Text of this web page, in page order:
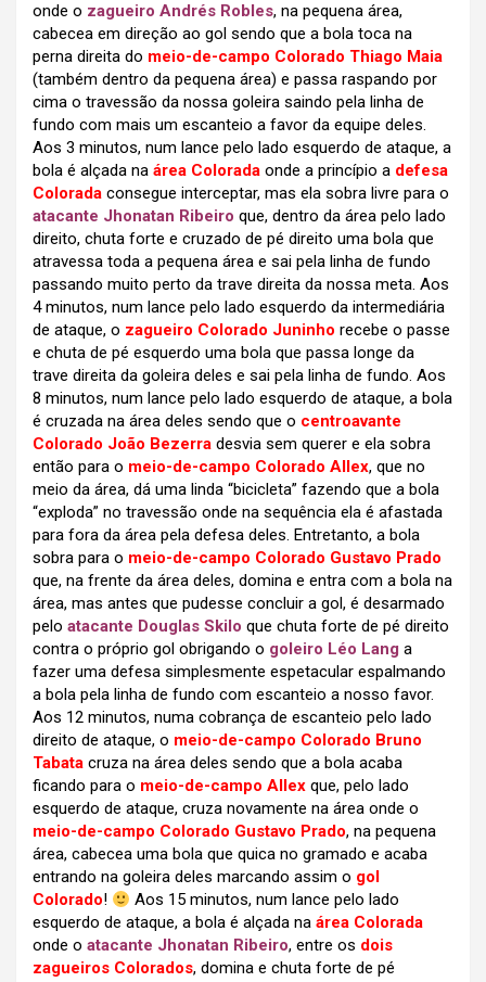
onde o zagueiro Andrés Robles, na pequena área,
cabecea em direção ao gol sendo que a bola toca na
perna direita do meio-de-campo Colorado Thiago Maia
(também dentro da pequena área) e passa raspando por
cima o travessão da nossa goleira saindo pela linha de
fundo com mais um escanteio a favor da equipe deles.
Aos 3 minutos, num lance pelo lado esquerdo de ataque, a
bola é alçada na área Colorada onde a princípio a defesa
Colorada consegue interceptar, mas ela sobra livre para o
atacante Jhonatan Ribeiro que, dentro da área pelo lado
direito, chuta forte e cruzado de pé direito uma bola que
atravessa toda a pequena área e sai pela linha de fundo
passando muito perto da trave direita da nossa meta. Aos
4 minutos, num lance pelo lado esquerdo da intermediária
de ataque, o zagueiro Colorado Juninho recebe o passe
e chuta de pé esquerdo uma bola que passa longe da
trave direita da goleira deles e sai pela linha de fundo. Aos
8 minutos, num lance pelo lado esquerdo de ataque, a bola
é cruzada na área deles sendo que o centroavante
Colorado João Bezerra desvia sem querer e ela sobra
então para o meio-de-campo Colorado Allex, que no
meio da área, dá uma linda “bicicleta” fazendo que a bola
“exploda” no travessão onde na sequência ela é afastada
para fora da área pela defesa deles. Entretanto, a bola
sobra para o meio-de-campo Colorado Gustavo Prado
que, na frente da área deles, domina e entra com a bola na
área, mas antes que pudesse concluir a gol, é desarmado
pelo atacante Douglas Skilo que chuta forte de pé direito
contra o próprio gol obrigando o goleiro Léo Lang a
fazer uma defesa simplesmente espetacular espalmando
a bola pela linha de fundo com escanteio a nosso favor.
Aos 12 minutos, numa cobrança de escanteio pelo lado
direito de ataque, o meio-de-campo Colorado Bruno
Tabata cruza na área deles sendo que a bola acaba
ficando para o meio-de-campo Allex que, pelo lado
esquerdo de ataque, cruza novamente na área onde o
meio-de-campo Colorado Gustavo Prado, na pequena
área, cabecea uma bola que quica no gramado e acaba
entrando na goleira deles marcando assim o gol
Colorado!
Aos 15 minutos, num lance pelo lado
esquerdo de ataque, a bola é alçada na área Colorada
onde o atacante Jhonatan Ribeiro, entre os dois
zagueiros Colorados, domina e chuta forte de pé